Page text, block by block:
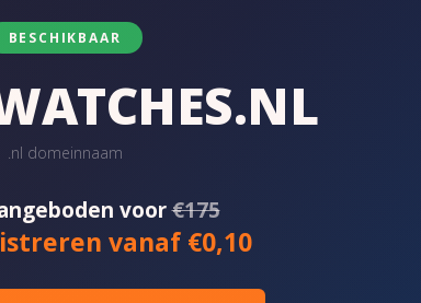
BESCHIKBAAR
.nl domeinnaam
voor€175
vanaf €0,10